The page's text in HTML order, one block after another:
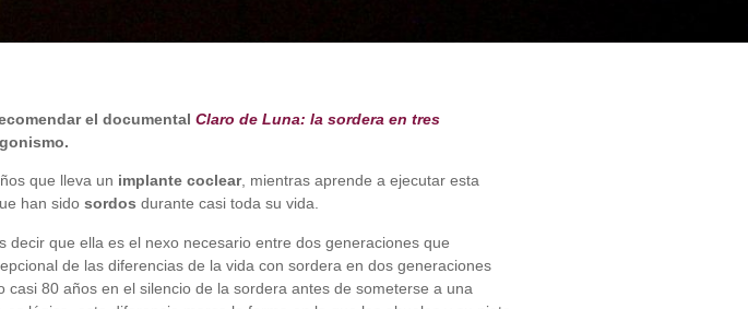
el documental Claro de Luna: la sordera en tres
que lleva un implante coclear, mientras aprende a ejecutar esta
han sido sordos durante casi toda su vida.
que ella es el nexo necesario entre dos generaciones que
de las diferencias de la vida con sordera en dos generaciones
casi 80 años en el silencio de la sordera antes de someterse a una